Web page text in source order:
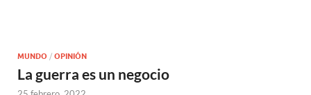
MUNDO / OPINIÓN
La guerra es un negocio